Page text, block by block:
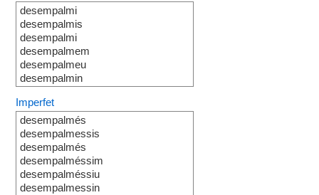
desempalmi
desempalmis
desempalmi
desempalmem
desempalmeu
desempalmin
Imperfet
desempalmés
desempalmessis
desempalmés
desempalméssim
desempalméssiu
desempalmessin